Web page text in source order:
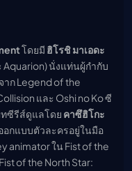
โดยมี ฮิโรชิ มาเอดะ
Aquarion) นั่งแท่นผู้กำกับ
ก Legend of the
และ Oshi no Ko ซี
ซีรีส์ดูแลโดย คาซึฮิโกะ
อกแบบตัวละครอยู่ในมือ
animator ใน Fist of the
of the North Star: